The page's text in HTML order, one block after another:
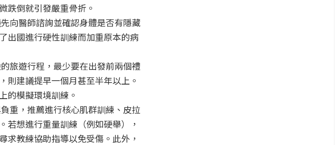
跌倒就引發嚴重骨折。
向醫師諮詢並確認身體是否有隱藏
出國進行硬性訓練而加重原本的病
旅遊行程，最少要在出發前兩個禮
則建議提早一個月甚至半年以上。
的模擬環境訓練。
重，推薦進行核心肌群訓練、皮拉
若想進行重量訓練（例如硬舉），
求教練協助指導以免受傷。此外，